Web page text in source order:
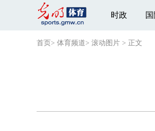
时政
首页 > 体育频道> 滚动图片 > 正文